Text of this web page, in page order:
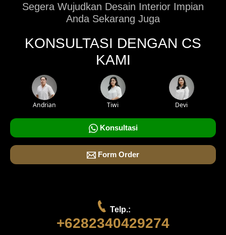
Segera Wujudkan Desain Interior Impian
Anda Sekarang Juga
KONSULTASI DENGAN CS
KAMI
Andrian Tiwi Devi
Konsultasi
Form Order
Telp.:
+6282340429274